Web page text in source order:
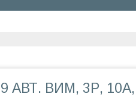
АВТ. ВИМ, 3Р,